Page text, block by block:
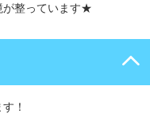
が整っています★
！